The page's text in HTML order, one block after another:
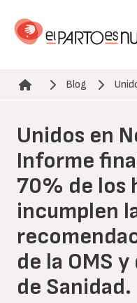
contenido
Ruta de navegación
Blog
Unidos en
Informe
70% de los
incumplen
de la OMS
de Sanidad.